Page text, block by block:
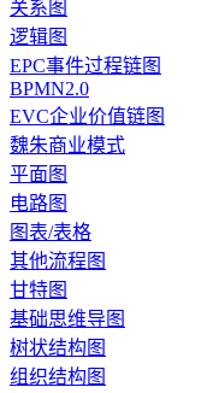
关系图
逻辑图
EPC事件过程链图
BPMN2.0
EVC企业价值链图
魏朱商业模式
平面图
电路图
图表/表格
其他流程图
甘特图
基础思维导图
树状结构图
组织结构图